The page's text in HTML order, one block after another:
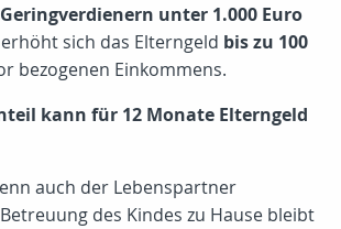
Geringverdienern unter 1.000 Euro
sich das Elterngeld bis zu 100
bezogenen Einkommens.
kann für 12 Monate Elterngeld
auch der Lebenspartner
des Kindes zu Hause bleibt